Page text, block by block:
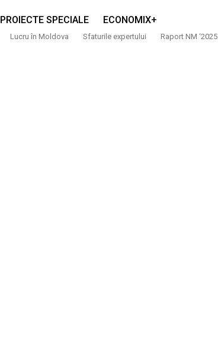
PROIECTE SPECIALE ECONOMIX+
Lucru în Moldova Sfaturile expertului Raport NM ‘2025